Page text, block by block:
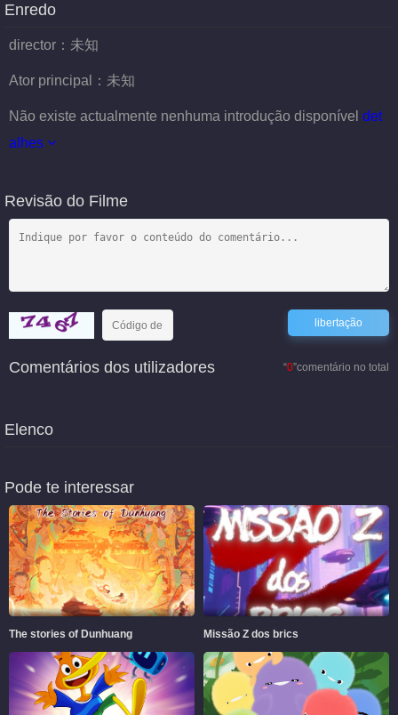
Enredo
director： 未知
Ator principal： 未知
Não existe actualmente nenhuma introdução disponível det
alhes
Revisão do Filme
“0”comentário no total
Comentários dos utilizadores
Elenco
Pode te interessar
The stories of Dunhuang Missão Z dos brics